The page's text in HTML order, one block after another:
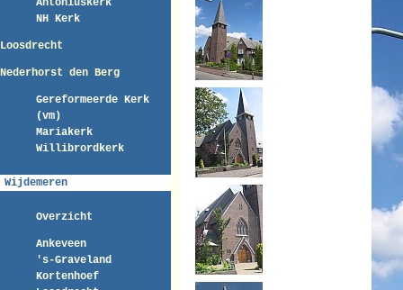
Antoniuskerk
NH Kerk
Loosdrecht
Nederhorst den Berg
Gereformeerde Kerk
(vm)
Mariakerk
Willibrordkerk
Wijdemeren
Overzicht
Ankeveen
's-Graveland
Kortenhoef